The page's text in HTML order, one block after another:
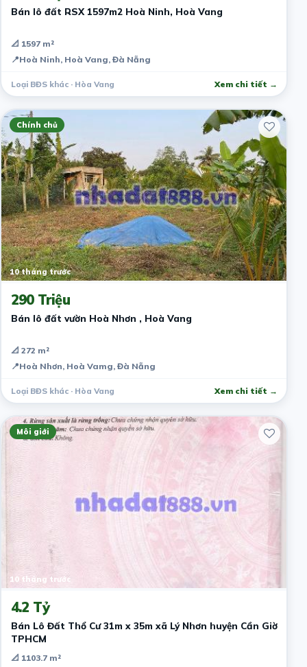
Bán lô đất RSX 1597m2 Hoà Ninh, Hoà Vang
📐 1597 m²
📍Hoà Ninh, Hoà Vang, Đà Nẵng
Loại BĐS khác · Hòa Vang Xem chi tiết →
Chính chủ
10 tháng trước
290 Triệu
Bán lô đất vườn Hoà Nhơn , Hoà Vang
📐 272 m²
📍Hoà Nhơn, Hoà Vamg, Đà Nẵng
Loại BĐS khác · Hòa Vang Xem chi tiết →
Môi giới
10 tháng trước
4.2 Tỷ
Bán Lô Đất Thổ Cư 31m x 35m xã Lý Nhơn huyện Cần Giờ
TPHCM
📐 1103.7 m²